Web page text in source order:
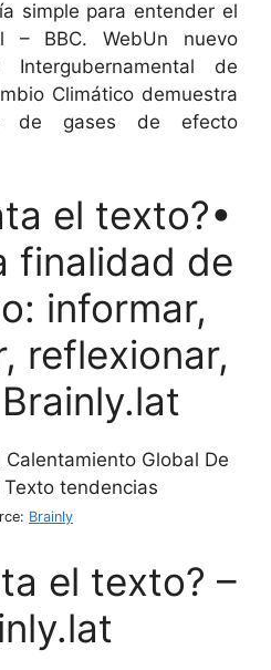
simple para entender el
– BBC. WebUn nuevo
de
Climático demuestra
de gases de efecto
el texto?•
finalidad de
informar,
reflexionar,
Brainly
el texto?​ –